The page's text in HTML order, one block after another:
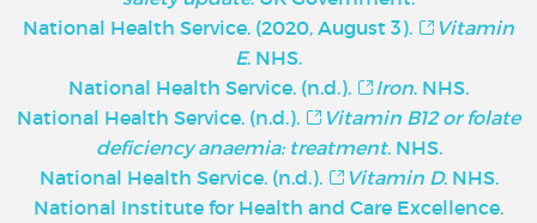
National Health Service. (2020, August 3).
Vitamin
E. NHS.
National Health Service. (n.d.).
Iron. NHS.
National Health Service. (n.d.).
Vitamin B12 or folate
deficiency anaemia: treatment. NHS.
National Health Service. (n.d.).
Vitamin D. NHS.
National Institute for Health and Care Excellence.